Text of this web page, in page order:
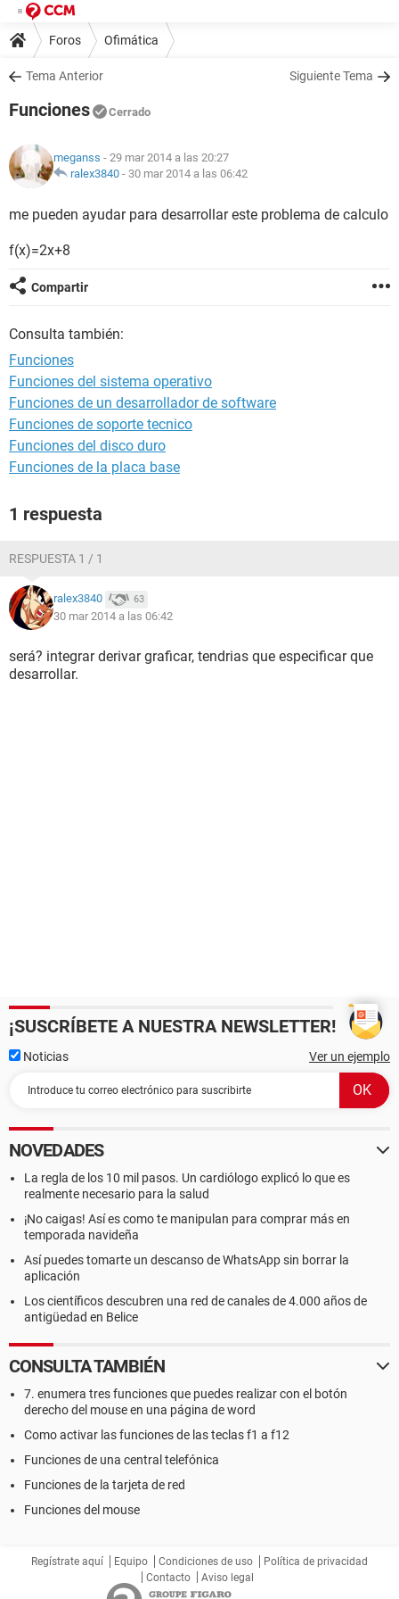
Foros Ofimática
Tema Anterior Siguiente Tema
Funciones Cerrado
meganss - 29 mar 2014 a las 20:27
ralex3840 - 30 mar 2014 a las 06:42
me pueden ayudar para desarrollar este problema de calculo
f(x)=2x+8
Compartir
Consulta también:
Funciones
Funciones del sistema operativo
Funciones de un desarrollador de software
Funciones de soporte tecnico
Funciones del disco duro
Funciones de la placa base
1 respuesta
RESPUESTA 1 / 1
ralex3840 63
30 mar 2014 a las 06:42
será? integrar derivar graficar, tendrias que especificar que
desarrollar.
¡SUSCRÍBETE A NUESTRA NEWSLETTER!
Noticias Ver un ejemplo
NOVEDADES
La regla de los 10 mil pasos. Un cardiólogo explicó lo que es
realmente necesario para la salud
¡No caigas! Así es como te manipulan para comprar más en
temporada navideña
Así puedes tomarte un descanso de WhatsApp sin borrar la
aplicación
Los científicos descubren una red de canales de 4.000 años de
antigüedad en Belice
CONSULTA TAMBIÉN
7. enumera tres funciones que puedes realizar con el botón
derecho del mouse en una página de word
Como activar las funciones de las teclas f1 a f12
Funciones de una central telefónica
Funciones de la tarjeta de red
Funciones del mouse
Regístrate aquí Equipo Condiciones de uso
Política de privacidad
Contacto
Aviso legal